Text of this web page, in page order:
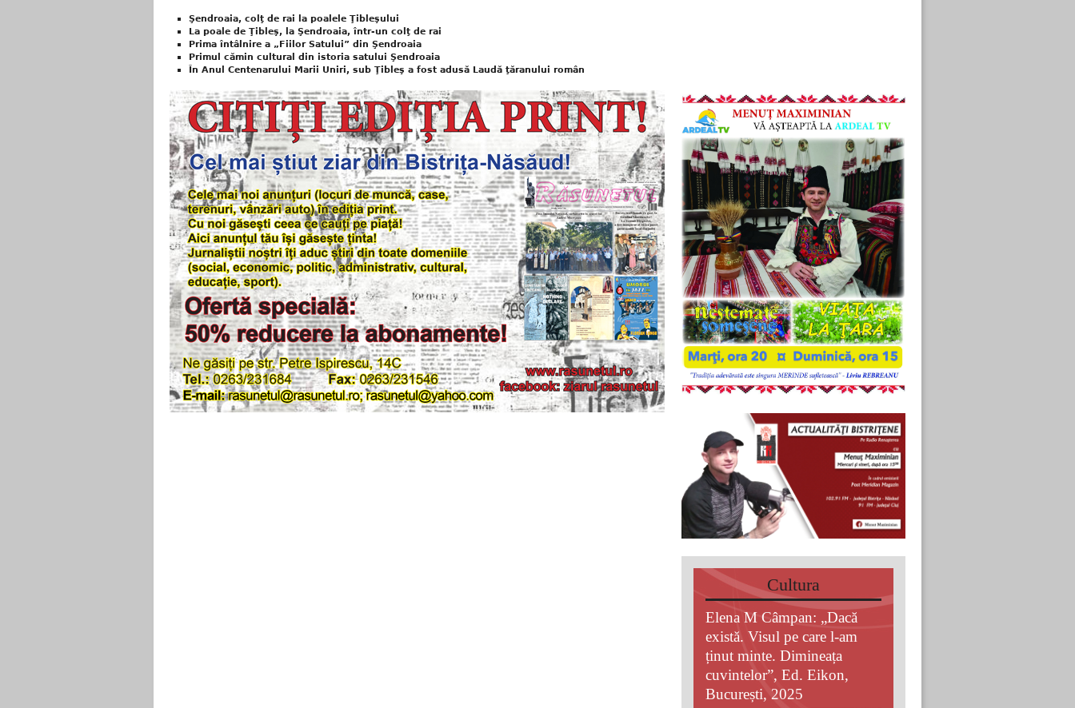
Şendroaia, colţ de rai la poalele Ţibleşului
La poale de Ţibleş, la Şendroaia, într-un colţ de rai
Prima întâlnire a „Fiilor Satului” din Şendroaia
Primul cămin cultural din istoria satului Şendroaia
În Anul Centenarului Marii Uniri, sub Ţibleş a fost adusă Laudă ţăranului român
Cultura
Elena M Câmpan: „Dacă
există. Visul pe care l-am
ținut minte. Dimineața
cuvintelor”, Ed. Eikon,
București, 2025